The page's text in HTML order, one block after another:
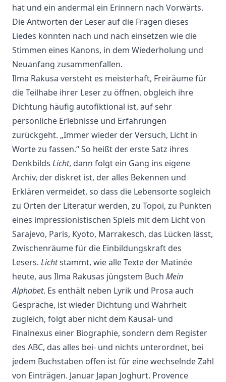
hat und ein andermal ein Erinnern nach Vorwärts.
Die Antworten der Leser auf die Fragen dieses
Liedes könnten nach und nach einsetzen wie die
Stimmen eines Kanons, in dem Wiederholung und
Neuanfang zusammenfallen.
Ilma Rakusa versteht es meisterhaft, Freiräume für
die Teilhabe ihrer Leser zu öffnen, obgleich ihre
Dichtung häufig autofiktional ist, auf sehr
persönliche Erlebnisse und Erfahrungen
zurückgeht. „Immer wieder der Versuch, Licht in
Worte zu fassen.“ So heißt der erste Satz ihres
Denkbilds Licht, dann folgt ein Gang ins eigene
Archiv, der diskret ist, der alles Bekennen und
Erklären vermeidet, so dass die Lebensorte sogleich
zu Orten der Literatur werden, zu Topoi, zu Punkten
eines impressionistischen Spiels mit dem Licht von
Sarajevo, Paris, Kyoto, Marrakesch, das Lücken lässt,
Zwischenräume für die Einbildungskraft des
Lesers. Lichtstammt, wie alle Texte der Matinée
heute, aus Ilma Rakusas jüngstem Buch Mein
Alphabet. Es enthält neben Lyrik und Prosa auch
Gespräche, ist wieder Dichtung und Wahrheit
zugleich, folgt aber nicht dem Kausal- und
Finalnexus einer Biographie, sondern dem Register
des ABC, das alles bei- und nichts unterordnet, bei
jedem Buchstaben offen ist für eine wechselnde Zahl
von Einträgen. Januar Japan Joghurt. Provence